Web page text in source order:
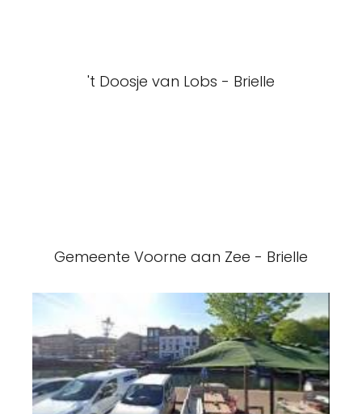
't Doosje van Lobs - Brielle
Gemeente Voorne aan Zee - Brielle